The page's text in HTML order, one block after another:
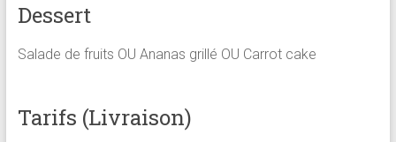
Dessert
Salade de fruits OU Ananas grillé OU Carrot cake
Tarifs (Livraison)